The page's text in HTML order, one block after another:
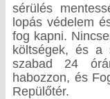
sérülés
lopás védelem
fog kapni.
költségek, és a
szabad 24
habozzon, és
Repülőtér.